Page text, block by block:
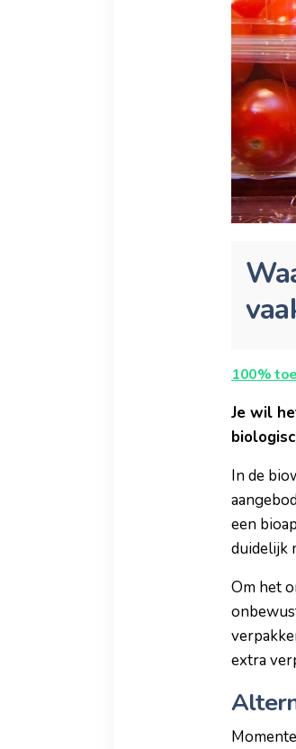
100%
Je wil
In de
een
duidelijk
Om het
extra